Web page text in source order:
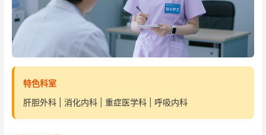
特色科室
肝胆外科 | 消化内科 | 重症医学科 | 呼吸内科